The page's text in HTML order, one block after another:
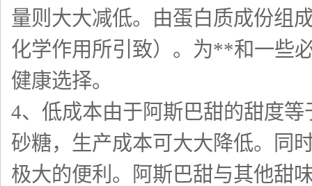
量则大大减低。由蛋白质成份组
化学作用所引致）。为**和一些
健康选择。
4、低成本由于阿斯巴甜的甜度
砂糖，生产成本可大大降低。同
极大的便利。阿斯巴甜与其他甜